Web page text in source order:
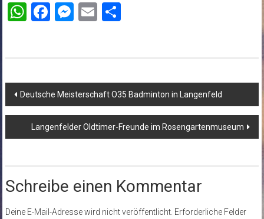
WhatsApp
Facebook
Messenger
EmailTeilen
Beitragsnavigation
Deutsche Meisterschaft O35 Badminton in Langenfeld
Langenfelder Oldtimer-Freunde im Rosengartenmuseum
Schreibe einen Kommentar
Deine E-Mail-Adresse wird nicht veröffentlicht. Erforderliche Felder